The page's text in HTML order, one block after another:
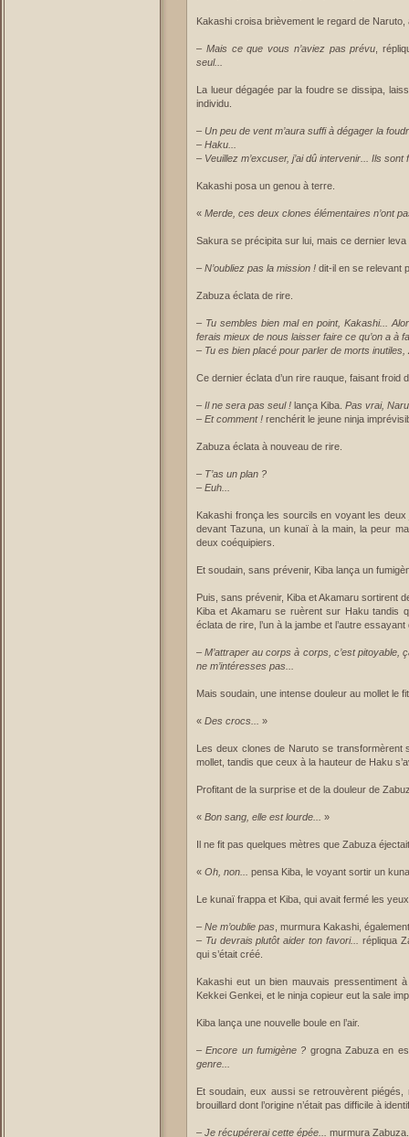
Kakashi croisa brièvement le regard de
– Mais ce que vous n’aviez pas prévu ,
seul...
La lueur dégagée par la foudre se dissipa,
individu.
– Un peu de vent m’aura suffi à dégager la
– Haku...
– Veuillez m’excuser, j’ai dû intervenir... Ils sont
Kakashi posa un genou à terre.
« Merde, ces deux clones élémentaires n’ont
Sakura se précipita sur lui, mais ce dernier leva
– N’oubliez pas la mission ! dit-il en se relevant
Zabuza éclata de rire.
– Tu sembles bien mal en point, Kakashi...
ferais mieux de nous laisser faire ce qu’on a à
– Tu es bien placé pour parler de morts inutiles,
Ce dernier éclata d’un rire rauque, faisant froid
– Il ne sera pas seul ! lança Kiba. Pas vrai,
– Et comment ! renchérit le jeune ninja
Zabuza éclata à nouveau de rire.
– T’as un plan ?
– Euh...
Kakashi fronça les sourcils en voyant les
devant Tazuna, un kunaï à la main, la peur
deux coéquipiers.
Et soudain, sans prévenir, Kiba lança un
Puis, sans prévenir, Kiba et Akamaru sortirent
Kiba et Akamaru se ruèrent sur Haku tandis
éclata de rire, l’un à la jambe et l’autre
–M’attraper au corps à corps, c’est pitoyable,
ne m’intéresses pas...
Mais soudain, une intense douleur au mollet le
« Des crocs... »
Les deux clones de Naruto se transformèrent
mollet, tandis que ceux à la hauteur de Haku
Profitant de la surprise et de la douleur de
« Bon sang, elle est lourde... »
Il ne fit pas quelques mètres que Zabuza
« Oh, non... pensa Kiba, le voyant sortir un
Le kunaï frappa et Kiba, qui avait fermé les
– Ne m’oublie pas , murmura Kakashi,
– Tu devrais plutôt aider ton favori...
répliqua
qui s’était créé.
Kakashi eut un bien mauvais pressentiment
Kekkei Genkei, et le ninja copieur eut la sale
Kiba lança une nouvelle boule en l’air.
–Encore un fumigène ? grogna Zabuza en
genre...
Et soudain, eux aussi se retrouvèrent
brouillard dont l’origine n’était pas difficile à
– Je récupérerai cette épée... murmura